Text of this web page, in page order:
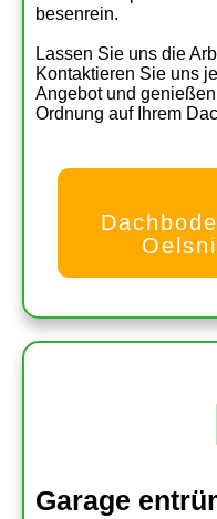
besenrein.
Lassen Sie uns die
Kontaktieren Sie uns
Angebot und
Ordnung auf Ihrem
Garage